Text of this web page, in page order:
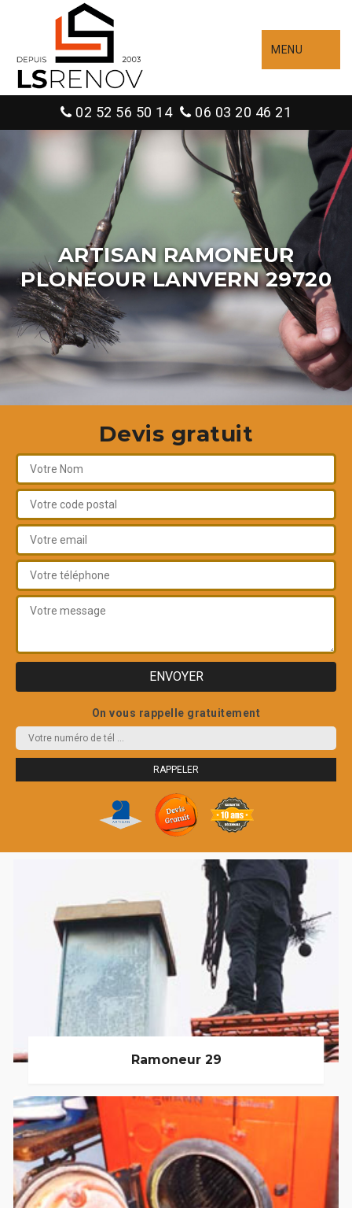
MENU
02 52 56 50 14 06 03 20 46 21
ARTISAN RAMONEUR
PLONEOUR LANVERN 29720
Devis gratuit
On vous rappelle gratuitement
Ramoneur 29